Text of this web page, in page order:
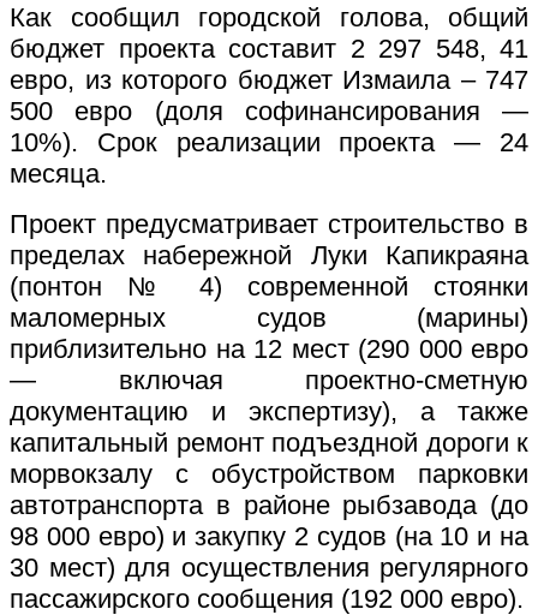
Как сообщил городской голова, общий
бюджет проекта составит 2 297 548, 41
евро, из которого бюджет Измаила – 747
500 евро (доля софинансирования —
10%). Срок реализации проекта — 24
месяца.
Проект предусматривает строительство в
пределах набережной Луки Капикраяна
(понтон № 4) современной стоянки
маломерных судов (марины)
приблизительно на 12 мест (290 000 евро
— включая проектно-сметную
документацию и экспертизу), а также
капитальный ремонт подъездной дороги к
морвокзалу с обустройством парковки
автотранспорта в районе рыбзавода (до
98 000 евро) и закупку 2 судов (на 10 и на
30 мест) для осуществления регулярного
пассажирского сообщения (192 000 евро).